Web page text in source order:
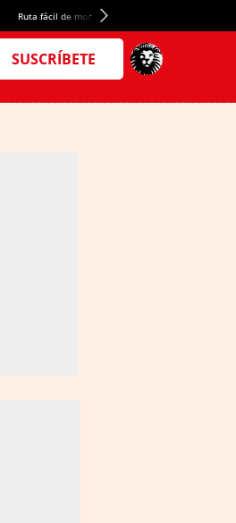
Ruta fácil de montaña